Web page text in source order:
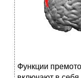
Функции